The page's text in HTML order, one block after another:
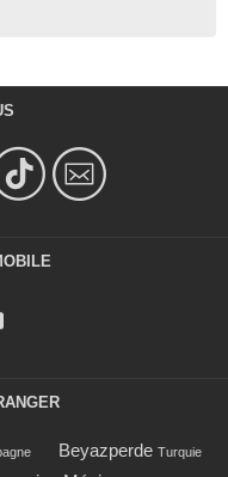
Beyazperde Turquie